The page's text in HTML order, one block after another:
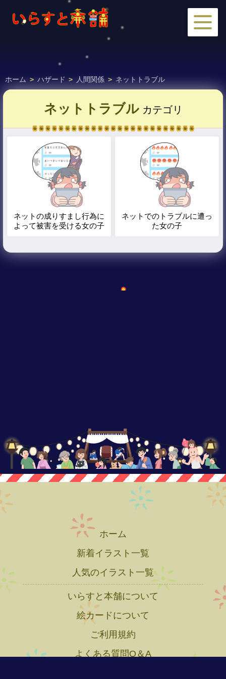
ホーム > ハザード > 人間関係 > ネットトラブル
ネットトラブルカテゴリ
ネットの成りすまし行為に
よって被害を受ける女の子
ネットでのトラブルに遭っ
た女の子
ホーム
新着イラスト一覧
人気のイラスト一覧
いらすと本舗について
絵カードについて
ご利用規約
よくある質問Q＆A